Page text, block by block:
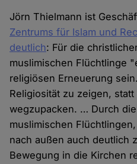
Jörn Thielmann ist
Zentrums für Islam und
deutlich: Für die
muslimischen Flüchtlinge
religiösen Erneuerung
Religiosität zu zeigen,
wegzupacken. … Durch
muslimischen
nach außen auch deutlich
Bewegung in die Kirchen